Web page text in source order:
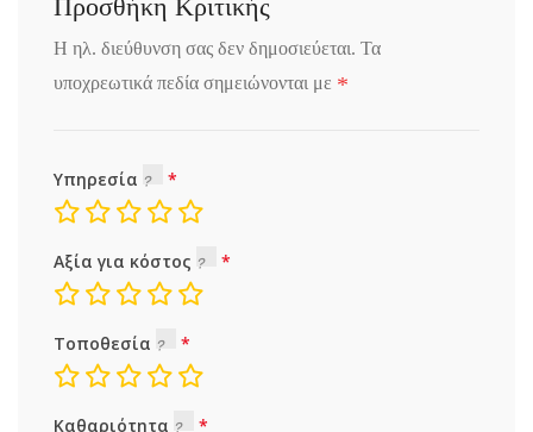
Προσθήκη Κριτικής
Η ηλ. διεύθυνση σας δεν δημοσιεύεται. Τα
υποχρεωτικά πεδία σημειώνονται με *
Υπηρεσία
Αξία για κόστος
Τοποθεσία
Καθαριότητα